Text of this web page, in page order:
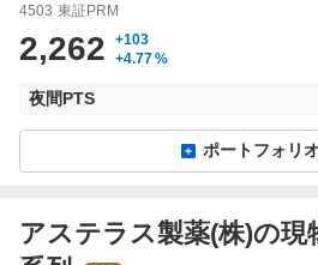
4503 東証PRM
2,262
+103
+4.77%
夜間PTS
ポートフォリ
アステラス製薬(株)の現